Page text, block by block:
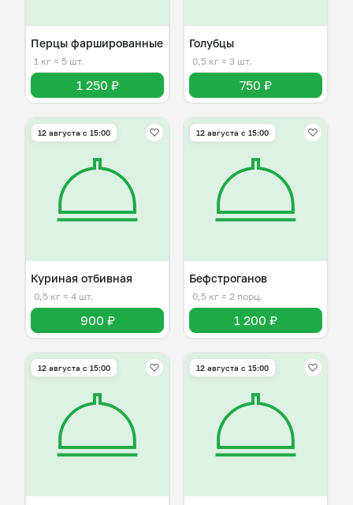
Перцы фаршированные
1 кг ≈ 5 шт.
1 250 ₽
Голубцы
0,5 кг ≈ 3 шт.
750 ₽
12 августа с 15:00
Куриная отбивная
0,5 кг ≈ 4 шт.
900 ₽
12 августа с 15:00
Бефстроганов
0,5 кг ≈ 2 порц.
1 200 ₽
12 августа с 15:00 12 августа с 15:00